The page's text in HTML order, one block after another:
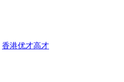
香港优才高才